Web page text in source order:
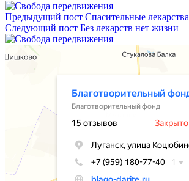
Предыдущий пост Спасительные лекарства
Следующий пост Без лекарств нет жизни